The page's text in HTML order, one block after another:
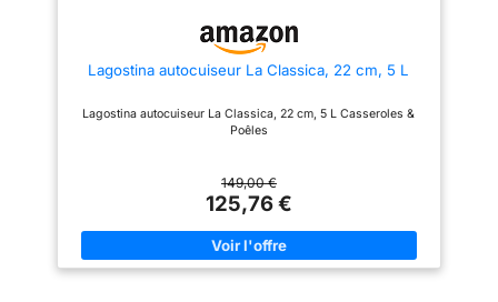
Lagostina autocuiseur La Classica, 22 cm, 5 L
Lagostina autocuiseur La Classica, 22 cm, 5 L Casseroles &
Poêles
149,00 €
125,76 €